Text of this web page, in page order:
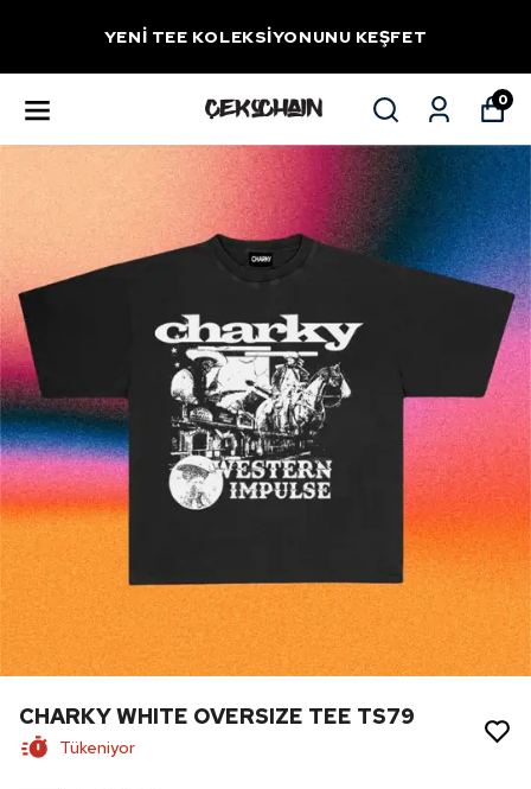
YENİ TEE KOLEKSİYONUNU KEŞFET
0
CHARKY WHITE OVERSIZE TEE TS79
Tükeniyor